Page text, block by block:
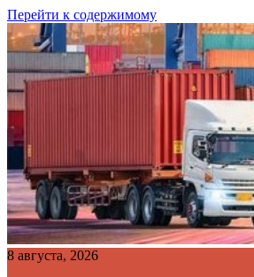
Перейти к содержимому
8 августа, 2026